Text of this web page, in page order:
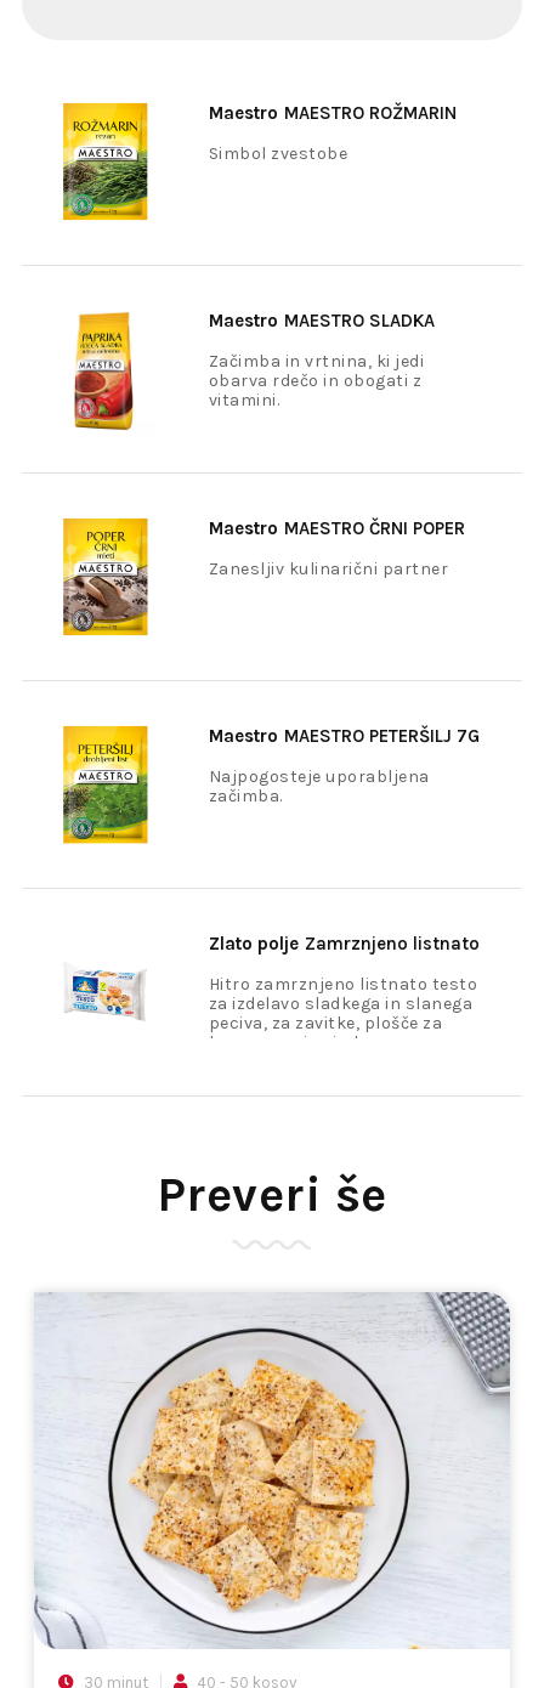
Maestro MAESTRO ROŽMARIN
18G
Simbol zvestobe
Maestro MAESTRO SLADKA
PAPRIKA 100G
Začimba in vrtnina, ki jedi
obarva rdečo in obogati z
vitamini.
Maestro MAESTRO ČRNI POPER
MLETI 20G
Zanesljiv kulinarični partner
Maestro MAESTRO PETERŠILJ 7G
Najpogosteje uporabljena
začimba.
Zlato polje Zamrznjeno listnato
testo 500g
Hitro zamrznjeno listnato testo
za izdelavo sladkega in slanega
peciva, za zavitke, plošče za
kremne rezine ipd.
Preveri še
30 minut 40 - 50 kosov